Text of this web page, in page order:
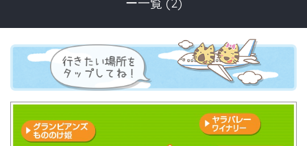
ー一覧 (2)